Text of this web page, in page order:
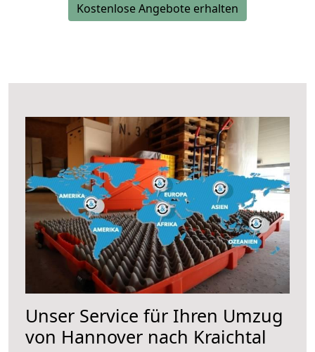
Kostenlose Angebote erhalten
Unser Service für Ihren Umzug
von Hannover nach Kraichtal